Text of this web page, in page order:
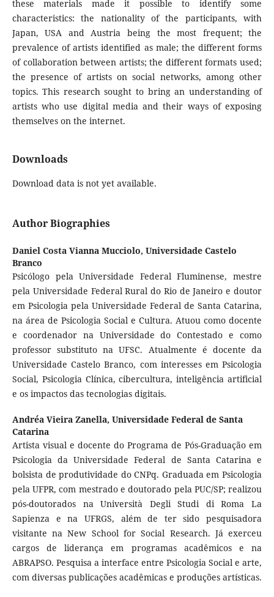
these materials made it possible to identify some
characteristics: the nationality of the participants, with
Japan, USA and Austria being the most frequent; the
prevalence of artists identified as male; the different forms
of collaboration between artists; the different formats used;
the presence of artists on social networks, among other
topics. This research sought to bring an understanding of
artists who use digital media and their ways of exposing
themselves on the internet.
Downloads
Download data is not yet available.
Author Biographies
Daniel Costa Vianna Mucciolo, Universidade Castelo
Branco
Psicólogo pela Universidade Federal Fluminense, mestre
pela Universidade Federal Rural do Rio de Janeiro e doutor
em Psicologia pela Universidade Federal de Santa Catarina,
na área de Psicologia Social e Cultura. Atuou como docente
e coordenador na Universidade do Contestado e como
professor substituto na UFSC. Atualmente é docente da
Universidade Castelo Branco, com interesses em Psicologia
Social, Psicologia Clínica, cibercultura, inteligência artificial
e os impactos das tecnologias digitais.
Andréa Vieira Zanella, Universidade Federal de Santa
Catarina
Artista visual e docente do Programa de Pós-Graduação em
Psicologia da Universidade Federal de Santa Catarina e
bolsista de produtividade do CNPq. Graduada em Psicologia
pela UFPR, com mestrado e doutorado pela PUC/SP; realizou
pós-doutorados na Università Degli Studi di Roma La
Sapienza e na UFRGS, além de ter sido pesquisadora
visitante na New School for Social Research. Já exerceu
cargos de liderança em programas acadêmicos e na
ABRAPSO. Pesquisa a interface entre Psicologia Social e arte,
com diversas publicações acadêmicas e produções artísticas.